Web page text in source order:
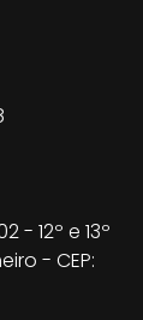
- 12º e 13º
- CEP: